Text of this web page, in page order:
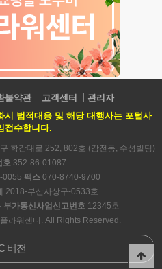
불약관 고객센터
관리자
시 법적대응 및 해당 대행사는 포털사
접수합니다.
학감대로 252, 802호 (감전동, 수성빌딩)
호 352-86-01087
0055 팩스 070-8740-9700
2018-부산사상구-0533호
부가통신사업신고번호12345호
라워센터. All Rights Reserved.
버전